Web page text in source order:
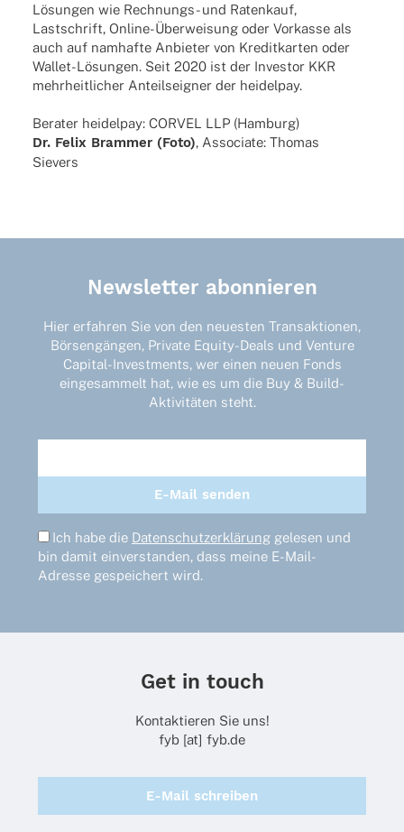
Lösun­gen wie Rech­­nungs- und Raten­kauf,
Last­schrift, Online-Über­­­wei­­sung oder Vorkasse als
auch auf namhafte Anbie­ter von Kredit­kar­ten oder
Wallet-Lösun­­gen. Seit 2020 ist der Inves­tor KKR
mehr­heit­li­cher Anteils­eig­ner der heidelpay.
Bera­ter heidel­pay: CORVEL LLP (Hamburg)
Dr. Felix Brammer (Foto), Asso­ciate: Thomas
Sievers
Newsletter abonnieren
Hier erfahren Sie von den neuesten Transaktionen,
Börsengängen, Private Equity-Deals und Venture
Capital-Investments, wer einen neuen Fonds
eingesammelt hat, wie es um die Buy & Build-
Aktivitäten steht.
Ich habe die Datenschutzerklärung gelesen und
bin damit einverstanden, dass meine E-Mail-
Adresse gespeichert wird.
Get in touch
Kontaktieren Sie uns!
fyb [at] fyb.de
E-Mail schreiben